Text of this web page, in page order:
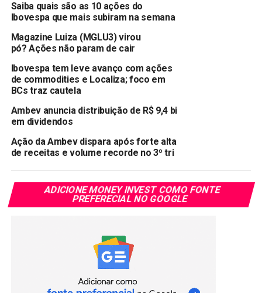
PRÓXIMA:
Ações do Itaú, Santander, Bradesco e Banco do
Brasil caem com medidas tributárias no radar
NÃO PERCA:
Saiba quais são as 10 ações do
Ibovespa que mais subiram na semana
Magazine Luiza (MGLU3) virou
pó? Ações não param de cair
Ibovespa tem leve avanço com ações
de commodities e Localiza; foco em
BCs traz cautela
Ambev anuncia distribuição de R$ 9,4 bi
em dividendos
Ação da Ambev dispara após forte alta
de receitas e volume recorde no 3º tri
ADICIONE MONEY INVEST COMO FONTE
PREFERECIAL NO GOOGLE